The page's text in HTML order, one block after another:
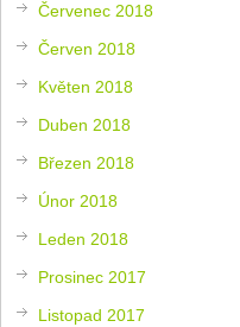
Červenec 2018
Červen 2018
Květen 2018
Duben 2018
Březen 2018
Únor 2018
Leden 2018
Prosinec 2017
Listopad 2017